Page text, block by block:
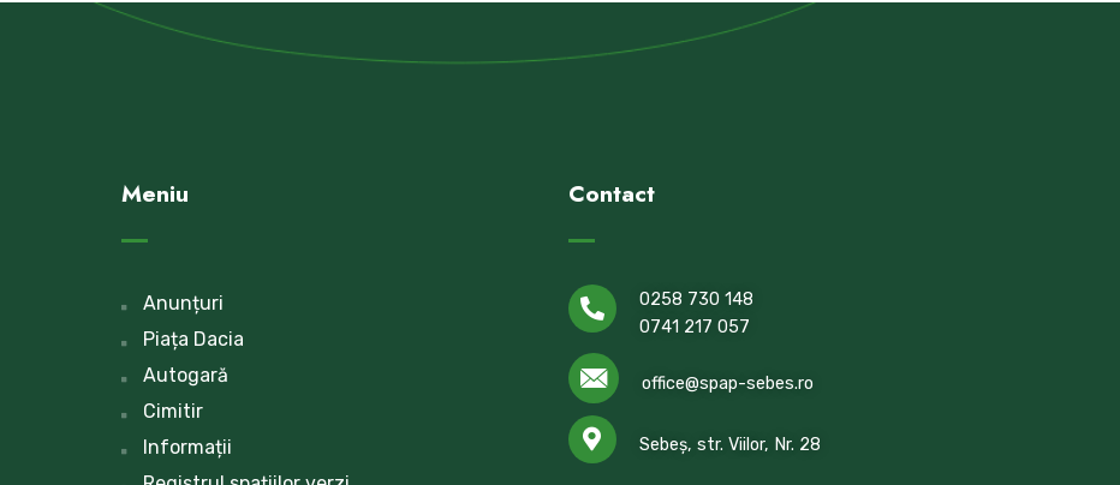
Meniu
Anunțuri
Piața Dacia
Autogară
Cimitir
Informații
Contact
0258 730 148
0741 217 057
office@spap-sebes.ro
Sebeș, str. Viilor, Nr. 28